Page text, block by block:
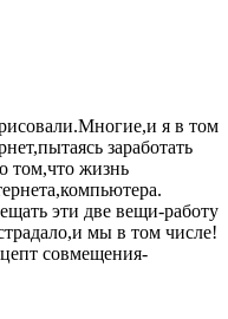
я в том
заработать
том,что жизнь
эти две вещи-работу
мы в том числе!
совмещения-